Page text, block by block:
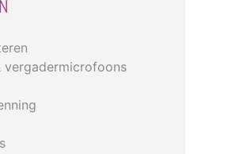
vergadermicrofoons